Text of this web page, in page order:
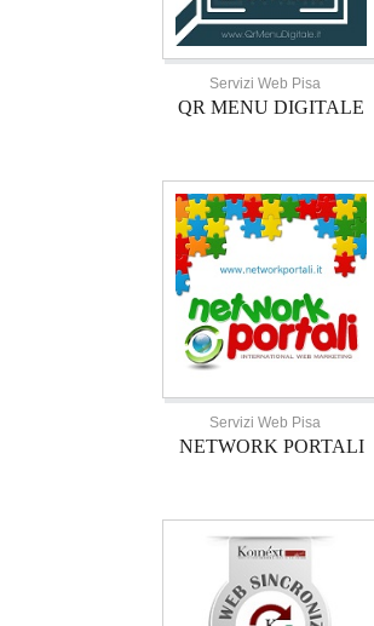
Servizi Web Pisa
QR MENU DIGITALE
Servizi Web Pisa
NETWORK PORTALI